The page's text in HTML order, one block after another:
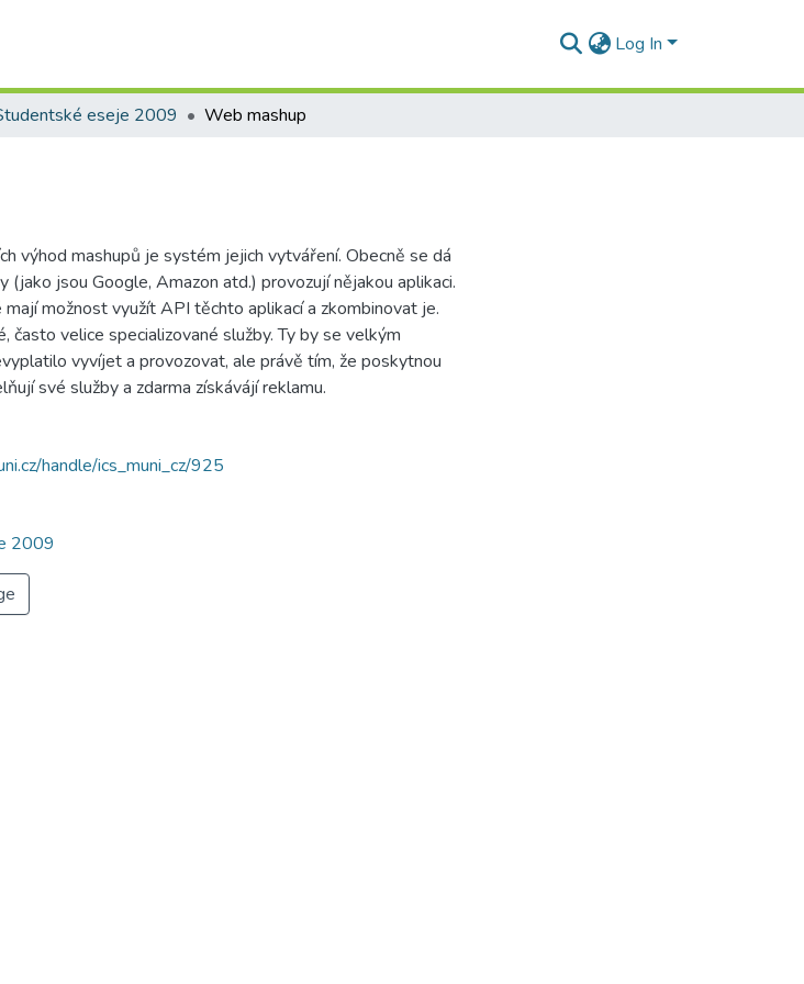
Log In
eseje 2009 Web mashup
výhod mashupů je systém jejich vytváření. Obecně se dá
(jako jsou Google, Amazon atd.) provozují nějakou aplikaci.
mají možnost využít API těchto aplikací a zkombinovat je.
často velice specializované služby. Ty by se velkým
vyvíjet a provozovat, ale právě tím, že poskytnou
své služby a zdarma získávájí reklamu.
handle/ics_muni_cz/925
2009